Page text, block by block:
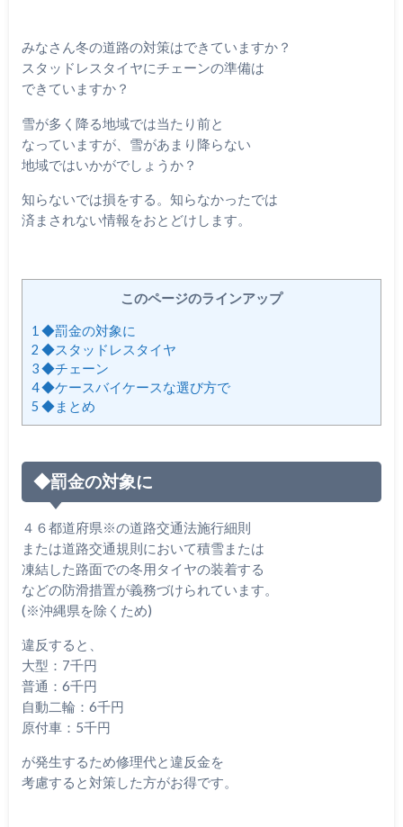
みなさん冬の道路の対策はできていますか？
スタッドレスタイヤにチェーンの準備は
できていますか？
雪が多く降る地域では当たり前と
なっていますが、雪があまり降らない
地域ではいかがでしょうか？
知らないでは損をする。知らなかったでは
済まされない情報をおとどけします。
このページのラインアップ
1 ◆罰金の対象に
2 ◆スタッドレスタイヤ
3◆チェーン
4◆ケースバイケースな選び方で
5 ◆まとめ
◆罰金の対象に
４６都道府県※の道路交通法施行細則
または道路交通規則において積雪または
凍結した路面での冬用タイヤの装着する
などの防滑措置が義務づけられています。
(※沖縄県を除くため)
違反すると、
大型：7千円
普通：6千円
自動二輪：6千円
原付車：5千円
が発生するため修理代と違反金を
考慮すると対策した方がお得です。